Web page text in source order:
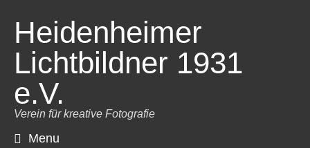
Heidenheimer
Lichtbildner 1931
e.V.
Verein für kreative Fotografie
Menu